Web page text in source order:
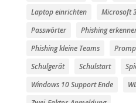
Laptop einrichten
Microsoft
Passwörter
Phishing
Phishing kleine Teams
Schulgerät
Schulstart
Windows 10 Support Ende